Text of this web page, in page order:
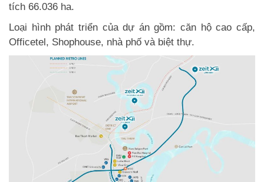
tích 66.036 ha.
Loại hình phát triển của dự án gồm: căn hộ cao cấp,
Officetel, Shophouse, nhà phố và biệt thự.